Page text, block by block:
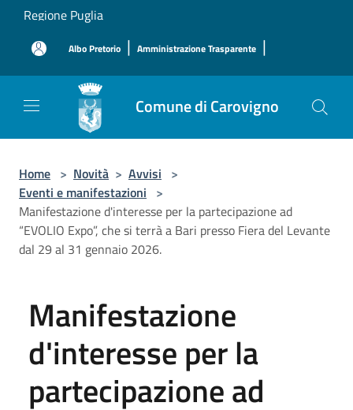
Salta al contenuto principale
Regione Puglia
Albo Pretorio | Amministrazione Trasparente |
Comune di Carovigno
Home > Novità > Avvisi >
Eventi e manifestazioni >
Manifestazione d'interesse per la partecipazione ad
“EVOLIO Expo”, che si terrà a Bari presso Fiera del Levante
dal 29 al 31 gennaio 2026.
Manifestazione
d'interesse per la
partecipazione ad